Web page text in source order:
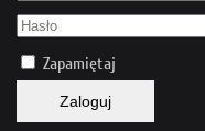
Zapamiętaj
Zaloguj